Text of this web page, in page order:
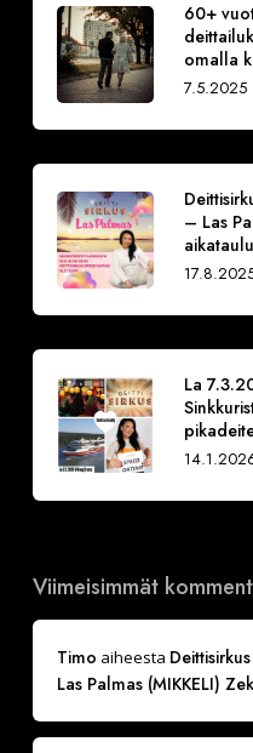
60+
omalla
7.5.2025
– Las
La
Viimeisimmät
Timo aiheesta
Las Palmas (MIKKELI)